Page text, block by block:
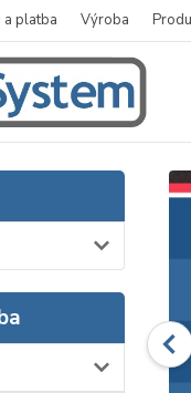
platba Výroba